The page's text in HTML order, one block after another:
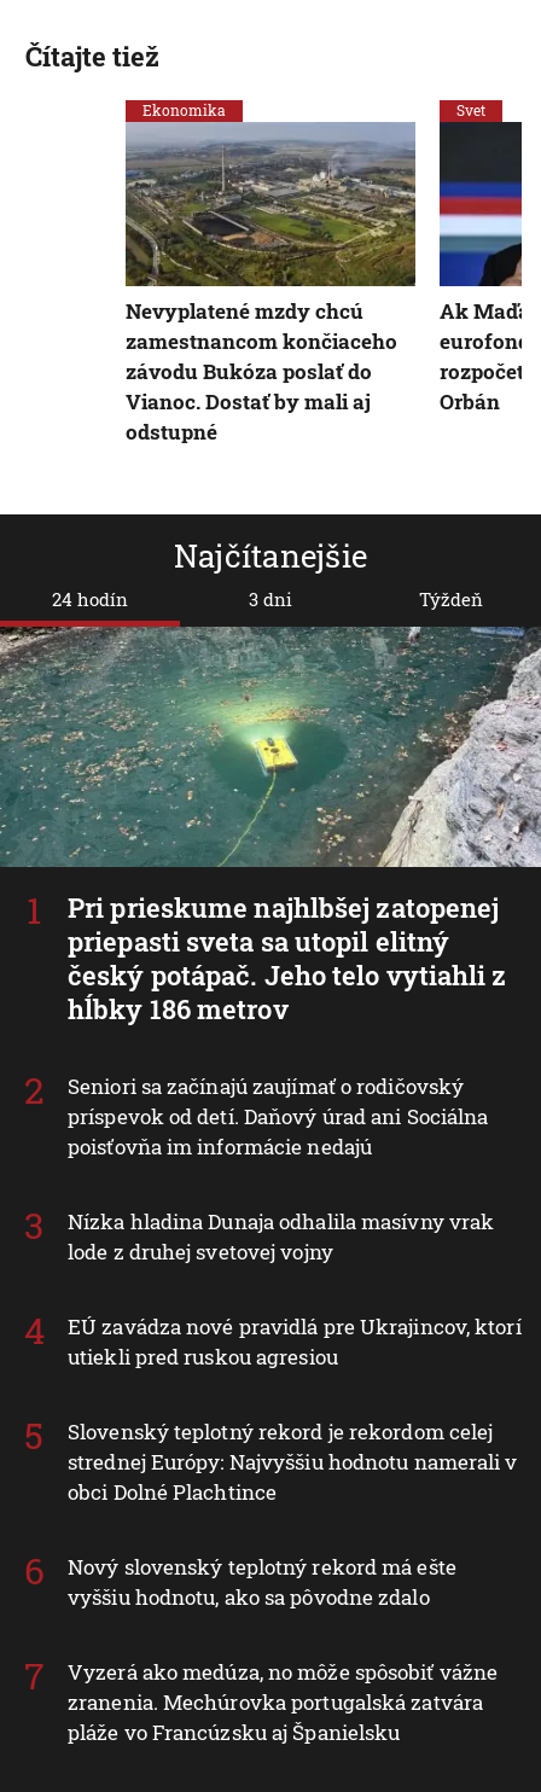
Najčítanejšie
24 hodín
Pri prieskume najhlbšej zatopenej
priepasti sveta sa utopil elitný
český potápač. Jeho telo vytiahli z
hĺbky 186 metrov
Seniori sa začínajú zaujímať o rodičovský
príspevok od detí. Daňový úrad ani Sociálna
poisťovňa im informácie nedajú
Nízka hladina Dunaja odhalila masívny vrak
lode z druhej svetovej vojny
EÚ zavádza nové pravidlá pre Ukrajincov, ktorí
utiekli pred ruskou agresiou
Slovenský teplotný rekord je rekordom celej
strednej Európy: Najvyššiu hodnotu namerali v
obci Dolné Plachtince
Nový slovenský teplotný rekord má ešte
vyššiu hodnotu, ako sa pôvodne zdalo
Vyzerá ako medúza, no môže spôsobiť vážne
zranenia. Mechúrovka portugalská zatvára
pláže vo Francúzsku aj Španielsku
3 dni Týždeň
Čítajte tiež
Ekonomika
Nevyplatené mzdy chcú
zamestnancom končiaceho
závodu Bukóza poslať do
Vianoc. Dostať by mali aj
odstupné
Svet
Ak
rozpočet
Orbán